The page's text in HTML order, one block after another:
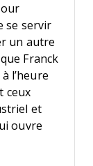
se servir
un autre
Franck
l’heure
ceux
et
ouvre